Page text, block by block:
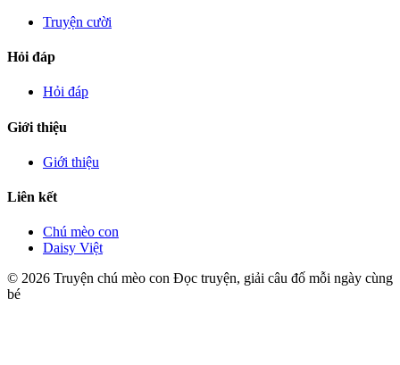
Truyện cười
Hỏi đáp
Hỏi đáp
Giới thiệu
Giới thiệu
Liên kết
Chú mèo con
Daisy Việt
© 2026 Truyện chú mèo con Đọc truyện, giải câu đố mỗi ngày cùng
bé